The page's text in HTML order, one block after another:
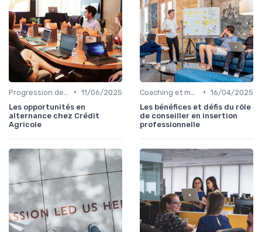
• 11/06/2025
Les opportunités en
alternance chez Crédit
Agricole
• 16/04/2025
Les bénéfices et défis du rôle
de conseiller en insertion
professionnelle